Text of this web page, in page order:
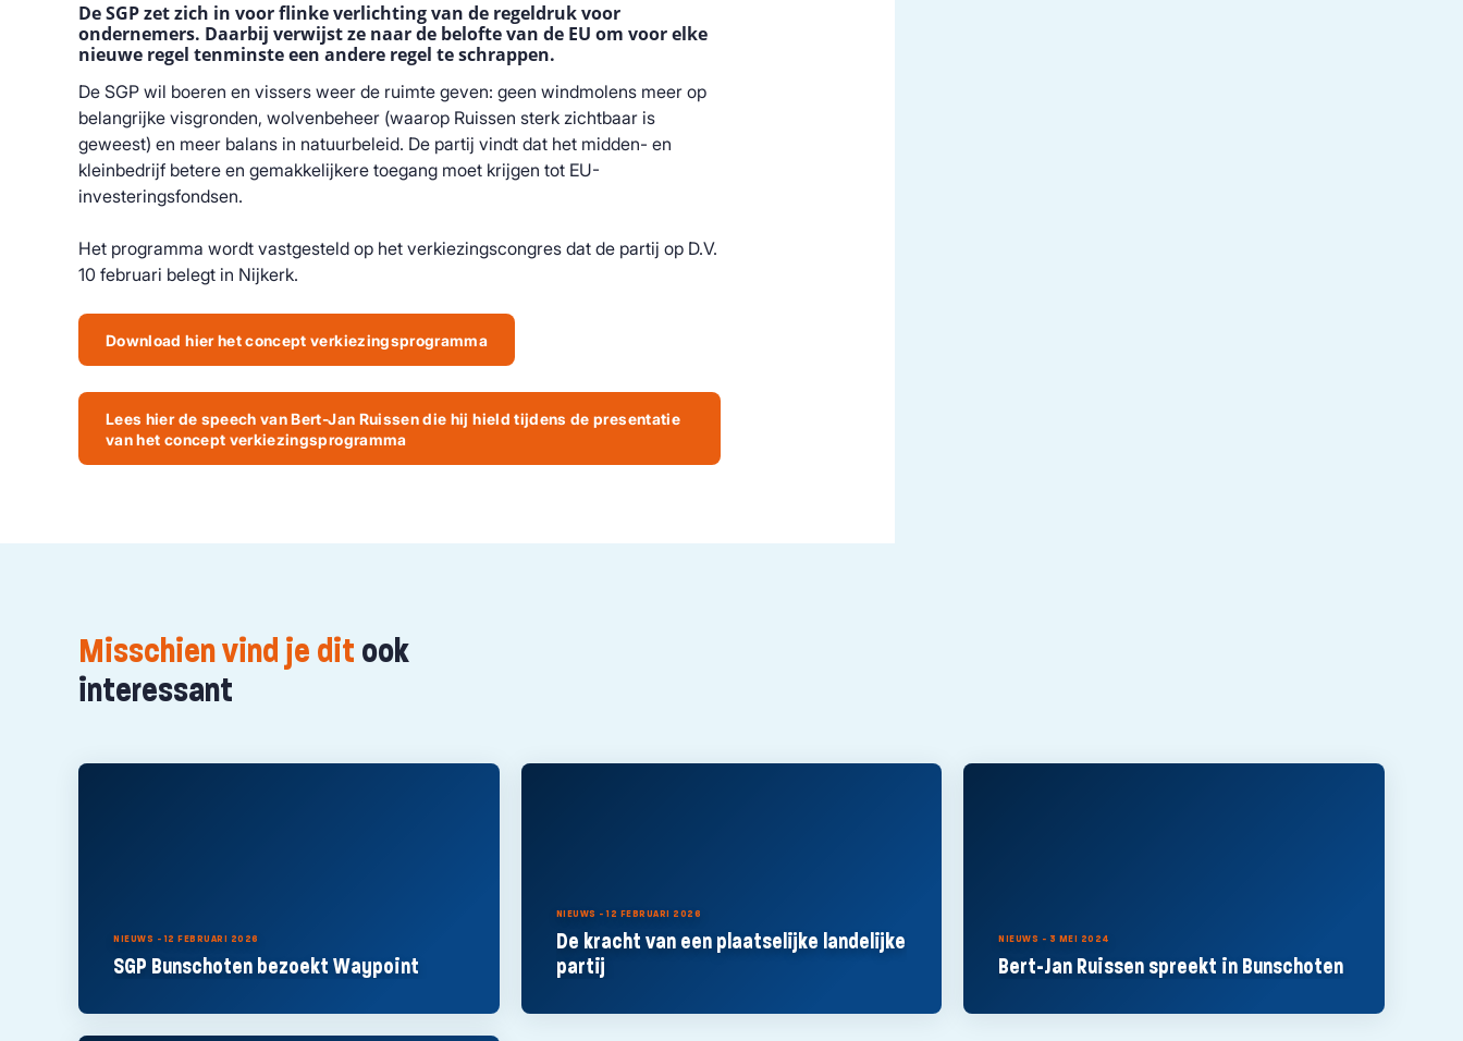
De SGP zet zich in voor flinke verlichting van de regeldruk voor
ondernemers. Daarbij verwijst ze naar de belofte van de EU om voor elke
nieuwe regel tenminste een andere regel te schrappen.
De SGP wil boeren en vissers weer de ruimte geven: geen windmolens meer op
belangrijke visgronden, wolvenbeheer (waarop Ruissen sterk zichtbaar is
geweest) en meer balans in natuurbeleid. De partij vindt dat het midden- en
kleinbedrijf betere en gemakkelijkere toegang moet krijgen tot EU-
investeringsfondsen.
Het programma wordt vastgesteld op het verkiezingscongres dat de partij op D.V.
10 februari belegt in Nijkerk.
Download hier het concept verkiezingsprogramma
Lees hier de speech van Bert-Jan Ruissen die hij hield tijdens de presentatie
van het concept verkiezingsprogramma
Misschien vind je dit ook
interessant
NIEUWS - 12 FEBRUARI 2026
SGP Bunschoten bezoekt Waypoint
NIEUWS - 12 FEBRUARI 2026
De kracht van een plaatselijke landelijke
partij
NIEUWS - 3 MEI 2024
Bert-Jan Ruissen spreekt in Bunschoten